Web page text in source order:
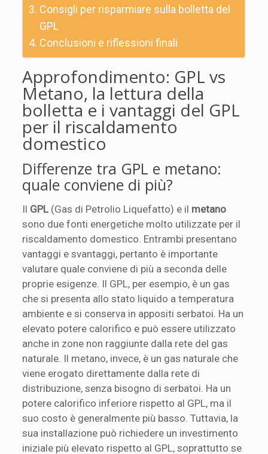
Consigli per risparmiare sulla bolletta del
GPL
Conclusioni e riflessioni finali
Approfondimento: GPL vs
Metano, la lettura della
bolletta e i vantaggi del GPL
per il riscaldamento
domestico
Differenze tra GPL e metano:
quale conviene di più?
Il GPL (Gas di Petrolio Liquefatto) e il metano
sono due fonti energetiche molto utilizzate per il
riscaldamento domestico. Entrambi presentano
vantaggi e svantaggi, pertanto è importante
valutare quale conviene di più a seconda delle
proprie esigenze. Il GPL, per esempio, è un gas
che si presenta allo stato liquido a temperatura
ambiente e si conserva in appositi serbatoi. Ha un
elevato potere calorifico e può essere utilizzato
anche in zone non raggiunte dalla rete del gas
naturale. Il metano, invece, è un gas naturale che
viene erogato direttamente dalla rete di
distribuzione, senza bisogno di serbatoi. Ha un
potere calorifico inferiore rispetto al GPL, ma il
suo costo è generalmente più basso. Tuttavia, la
sua installazione può richiedere un investimento
iniziale più elevato rispetto al GPL, soprattutto se